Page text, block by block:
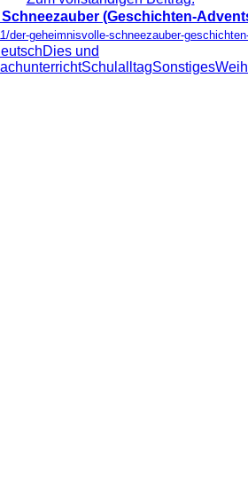
(Geschichten-
der-geheimnisvolle-schneezauber-
Dies und
SchulalltagSonstiges